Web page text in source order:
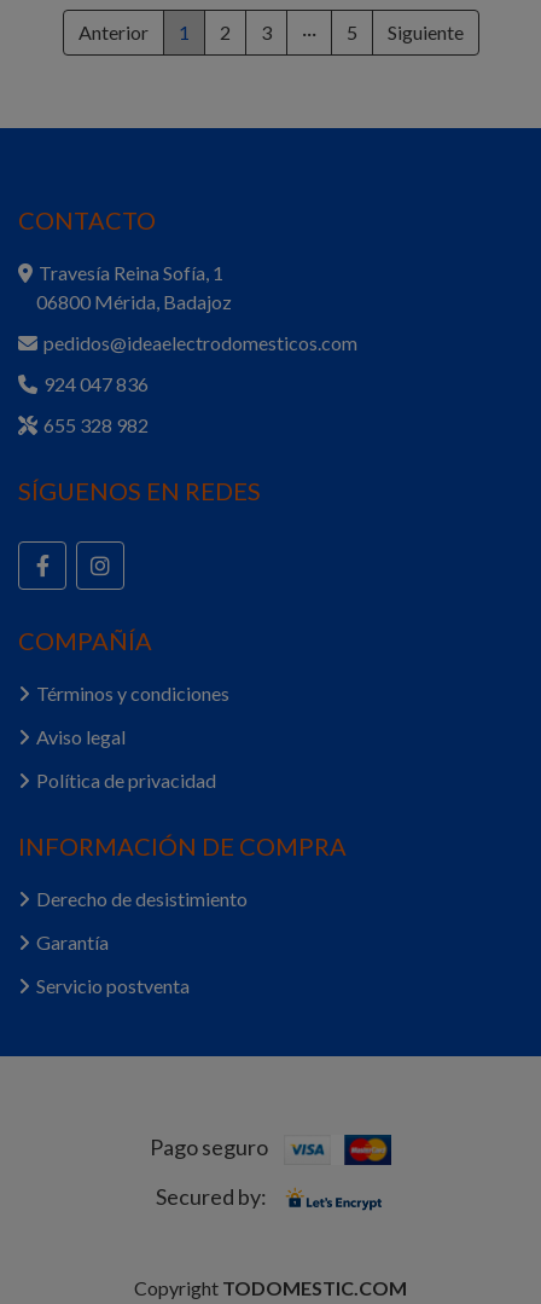
Anterior 1 2 3 ··· 5 Siguiente
CONTACTO
Travesía Reina Sofía, 1
06800 Mérida, Badajoz
pedidos@ideaelectrodomesticos.com
924 047 836
655 328 982
SÍGUENOS EN REDES
COMPAÑÍA
Términos y condiciones
Aviso legal
Política de privacidad
INFORMACIÓN DE COMPRA
Derecho de desistimiento
Garantía
Servicio postventa
Pago seguro
Secured by:
Copyright TODOMESTIC.COM